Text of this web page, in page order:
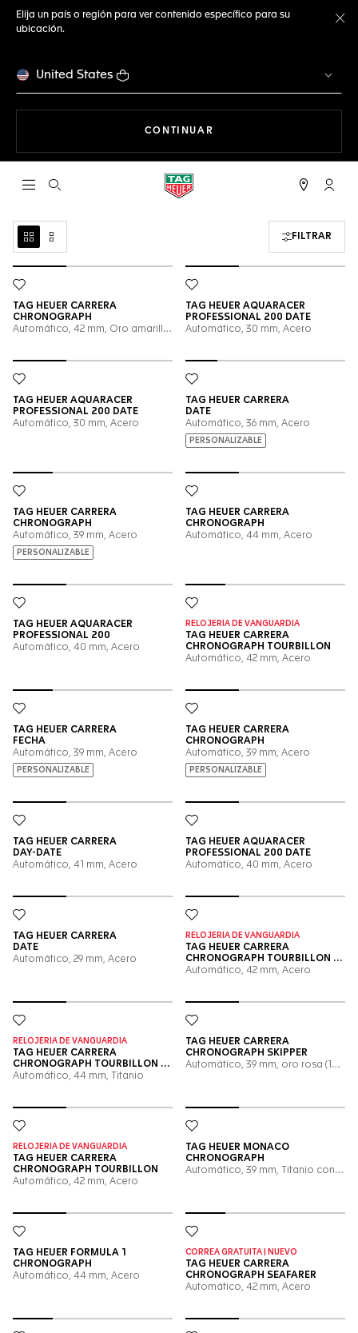
Elija un país o región para ver contenido específico para su
ubicación.
United States
CONTINUAR
Abrir el menú de búsqueda